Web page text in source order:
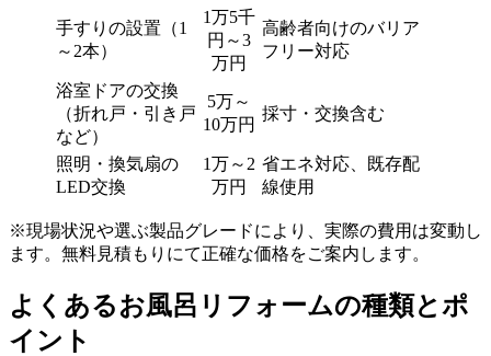
手すりの設置（1
～2本）
1万5千
円～3
万円
高齢者向けのバリア
フリー対応
浴室ドアの交換
（折れ戸・引き戸
など）
5万～
10万円
採寸・交換含む
照明・換気扇の
LED交換
1万～2
万円
省エネ対応、既存配
線使用
※現場状況や選ぶ製品グレードにより、実際の費用は変動し
ます。無料見積もりにて正確な価格をご案内します。
よくあるお風呂リフォームの種類とポ
イント